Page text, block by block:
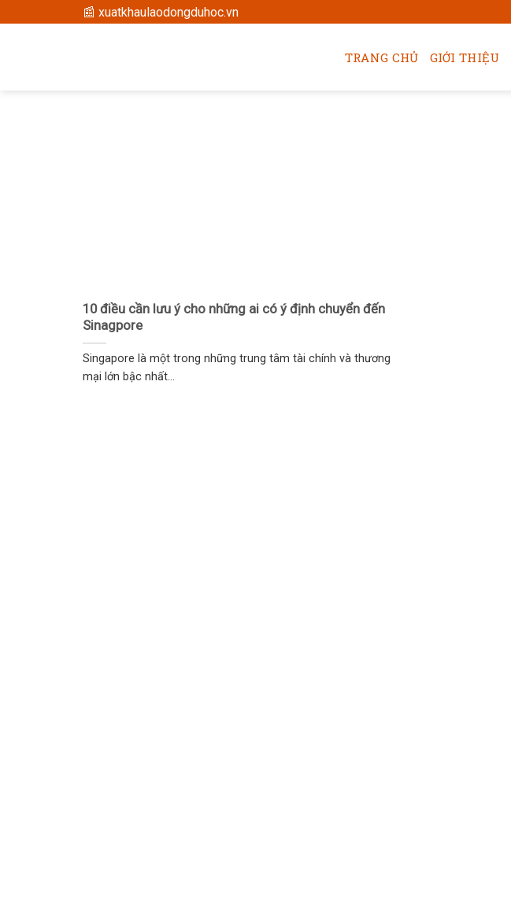
📰 xuatkhaulaodongduhoc.vn
TRANG CHỦ GIỚI THIỆU
10 điều cần lưu ý cho những ai có ý định chuyển đến
Sinagpore
Singapore là một trong những trung tâm tài chính và thương
mại lớn bậc nhất...